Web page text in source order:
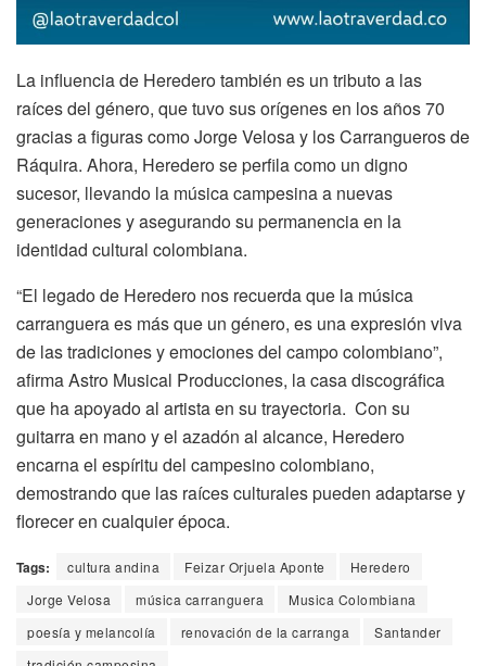
La influencia de Heredero también es un tributo a las
raíces del género, que tuvo sus orígenes en los años 70
gracias a figuras como Jorge Velosa y los Carrangueros de
Ráquira. Ahora, Heredero se perfila como un digno
sucesor, llevando la música campesina a nuevas
generaciones y asegurando su permanencia en la
identidad cultural colombiana.
“El legado de Heredero nos recuerda que la música
carranguera es más que un género, es una expresión viva
de las tradiciones y emociones del campo colombiano”,
afirma Astro Musical Producciones, la casa discográfica
que ha apoyado al artista en su trayectoria. Con su
guitarra en mano y el azadón al alcance, Heredero
encarna el espíritu del campesino colombiano,
demostrando que las raíces culturales pueden adaptarse y
florecer en cualquier época.
Tags: cultura andina Feizar Orjuela Aponte
Heredero
Jorge Velosa
música carranguera
Musica Colombiana
poesía y melancolía
renovación de la carranga
Santander